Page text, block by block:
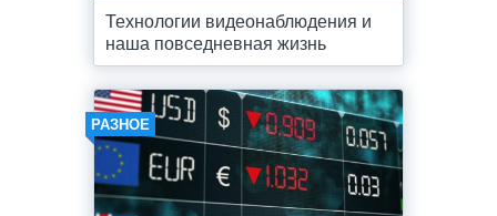
Технологии видеонаблюдения и
наша повседневная жизнь
РАЗНОЕ